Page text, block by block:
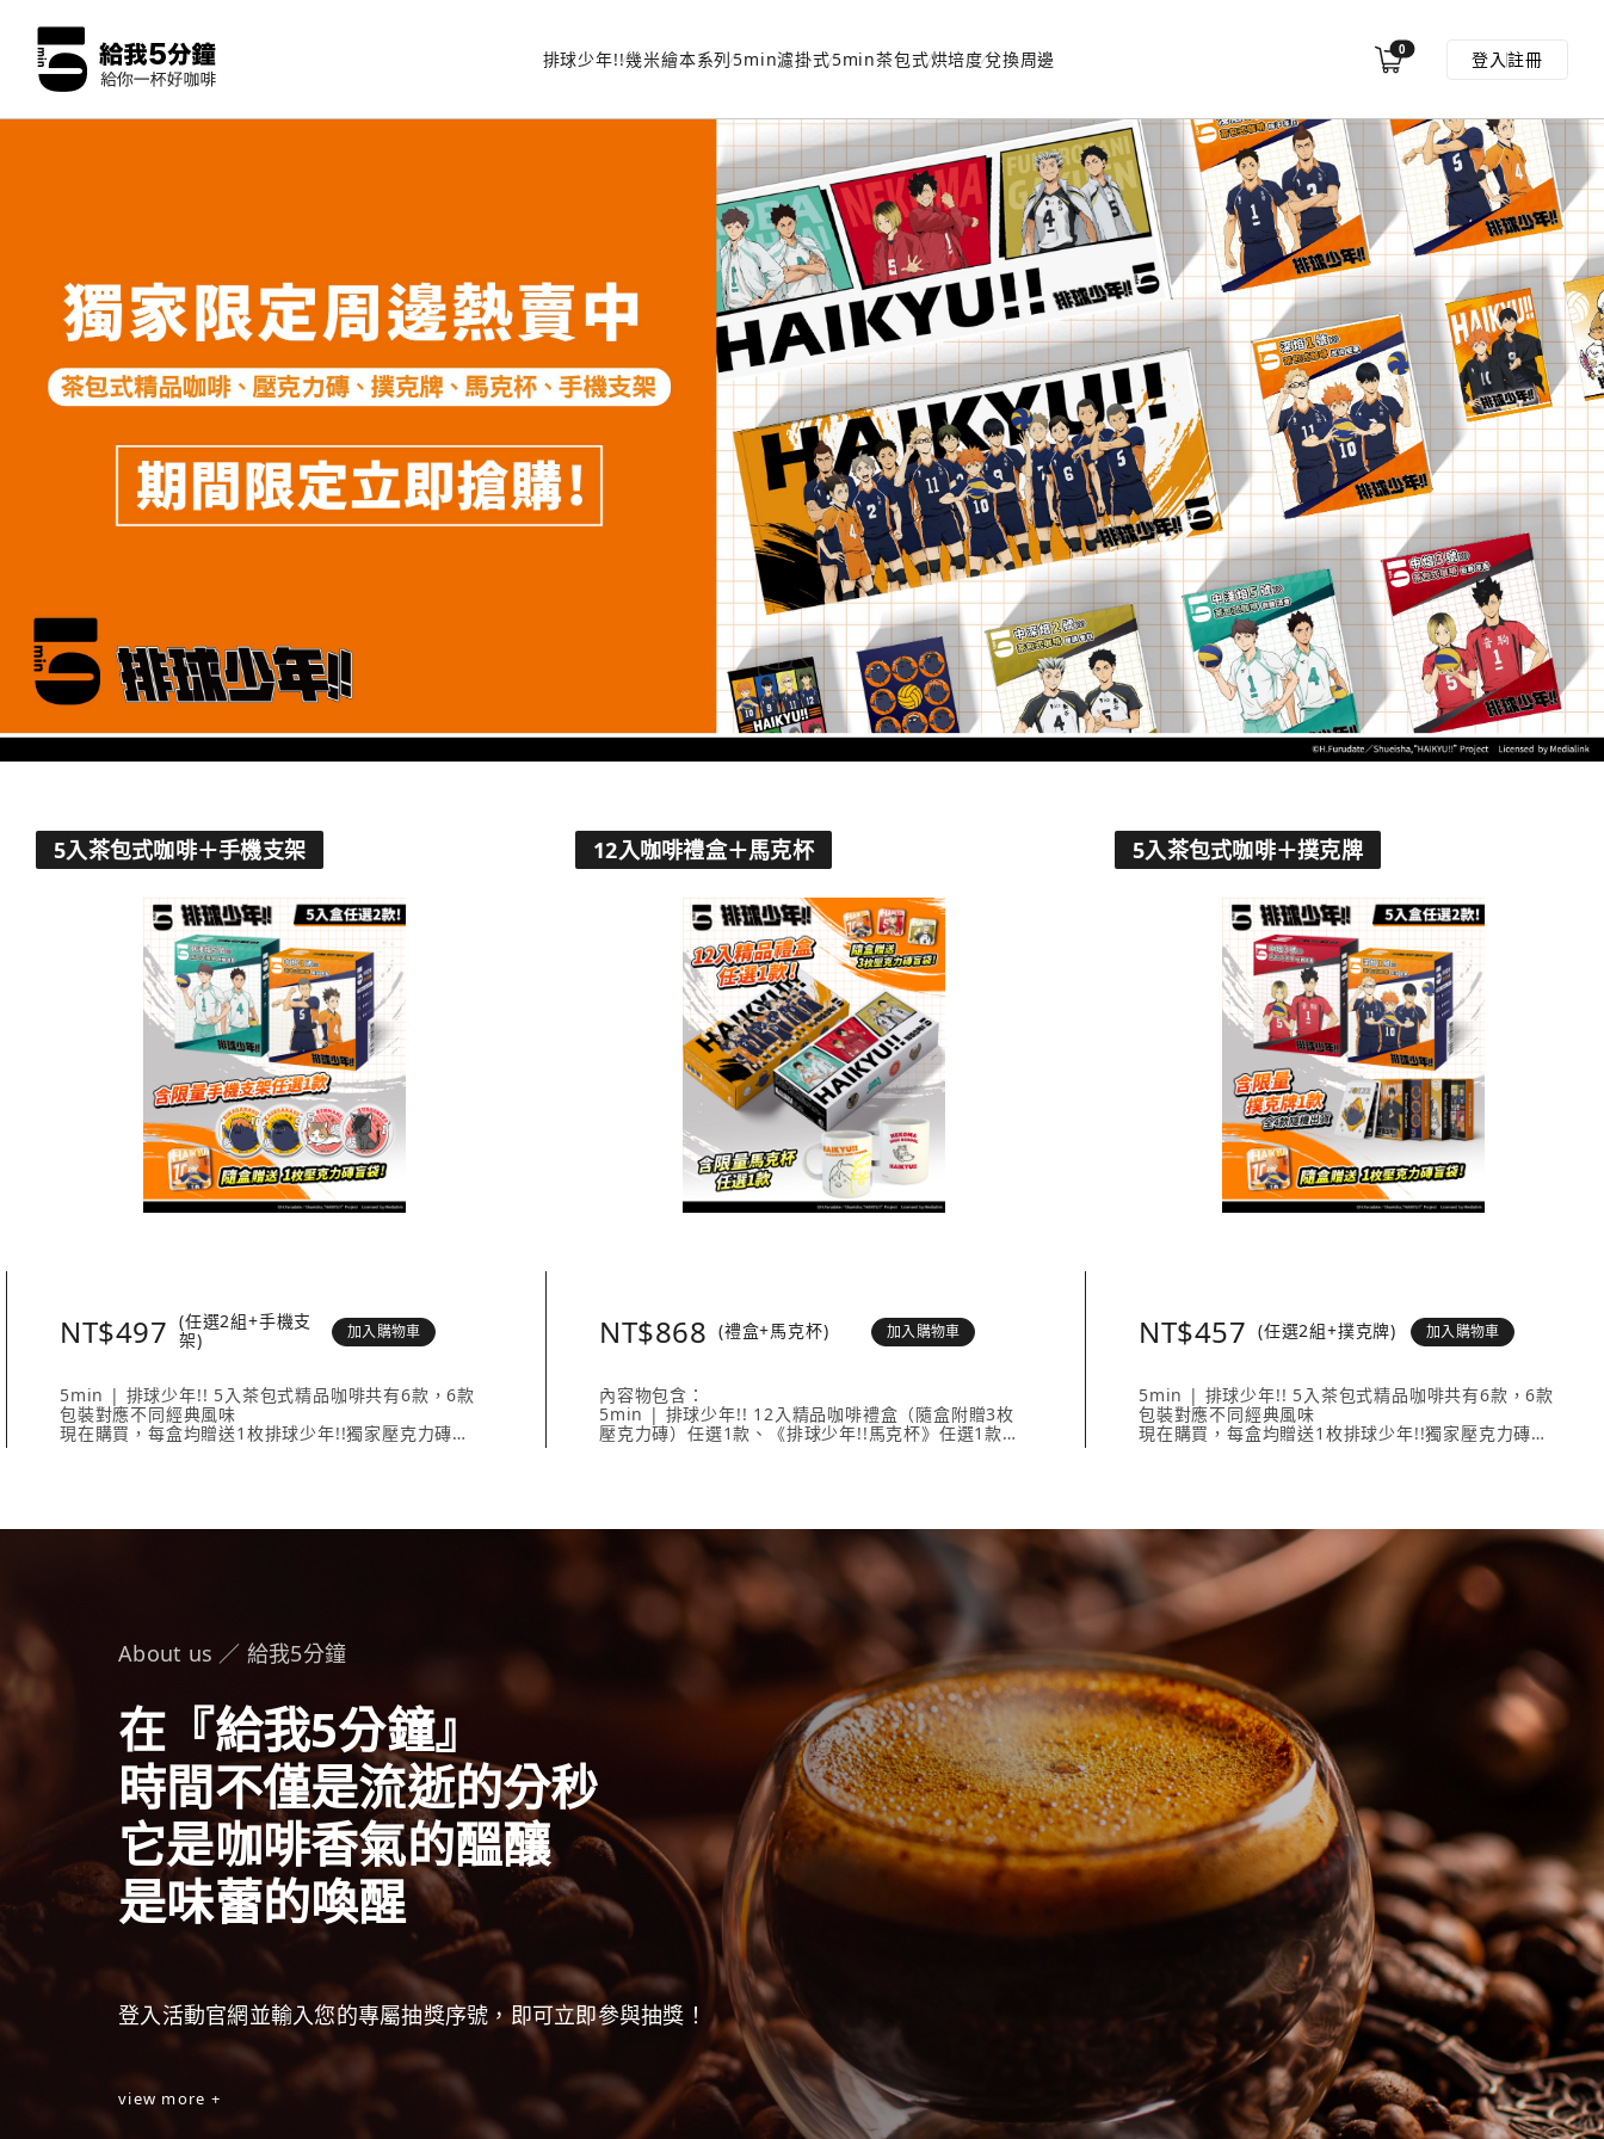
排球少年!!幾米繪本系列5min濾掛式5min茶包式烘培度兌換周邊 0 登入註冊
5入茶包式咖啡＋手機支架
NT$497 (任選2組+手機支
架)
加入購物車
5min | 排球少年!! 5入茶包式精品咖啡共有6款，6款
包裝對應不同經典風味
現在購買，每盒均贈送1枚排球少年!!獨家壓克力磚
（隨盒附贈1枚壓克力磚）任選2款、《排球少年!!手機
12入咖啡禮盒＋馬克杯
NT$868 (禮盒+馬克杯) 加入購物車
內容物包含：
5min | 排球少年!! 12入精品咖啡禮盒（隨盒附贈3枚
壓克力磚）任選1款、《排球少年!!馬克杯》任選1款。
5入茶包式咖啡＋撲克牌
NT$457 (任選2組+撲克牌) 加入購物車
5min | 排球少年!! 5入茶包式精品咖啡共有6款，6款
包裝對應不同經典風味
現在購買，每盒均贈送1枚排球少年!!獨家壓克力磚
不同鬼牌設計。
內容入包含：
5min | 排球少年!! 5入茶包式精品咖啡任選2款、《排
球少年!!撲克牌》共有4款隨機出貨。
＊ 撲克牌共有4款，隨機出貨恕無法指定。
About us ／ 給我5分鐘
在『給我5分鐘』
時間不僅是流逝的分秒
它是咖啡香氣的醞釀
是味蕾的喚醒
登入活動官網並輸入您的專屬抽獎序號，即可立即參與抽獎！
view more +